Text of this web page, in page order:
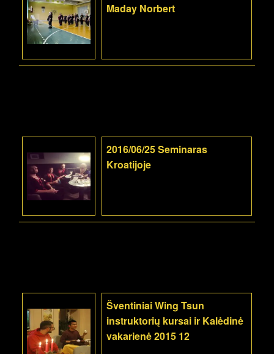
Maday Norbert
2016/06/25 Seminaras
Kroatijoje
Šventiniai Wing Tsun
instruktorių kursai ir Kalėdinė
vakarienė 2015 12